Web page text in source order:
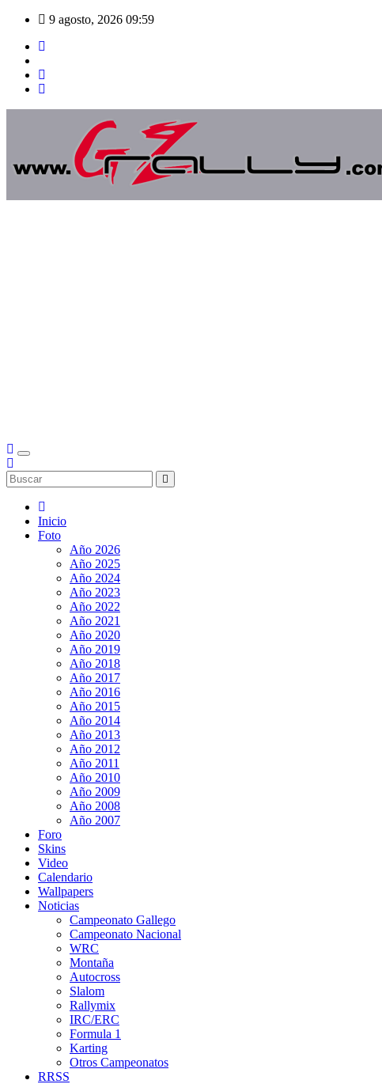
Saltar
contenido
9 agosto, 2026 09:59
Inicio
Foto
Año 2026
Año 2025
Año 2024
Año 2023
Año 2022
Año 2021
Año 2020
Año 2019
Año 2018
Año 2017
Año 2016
Año 2015
Año 2014
Año 2013
Año 2012
Año 2011
Año 2010
Año 2009
Año 2008
Año 2007
Foro
Skins
Video
Calendario
Wallpapers
Noticias
Campeonato Gallego
Campeonato Nacional
WRC
Montaña
Autocross
Slalom
Rallymix
IRC/ERC
Formula 1
Karting
Otros Campeonatos
RRSS